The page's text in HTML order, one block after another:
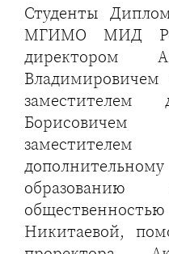
Студенты
МГИМО МИД
директором
заместителем
Никитаевой,